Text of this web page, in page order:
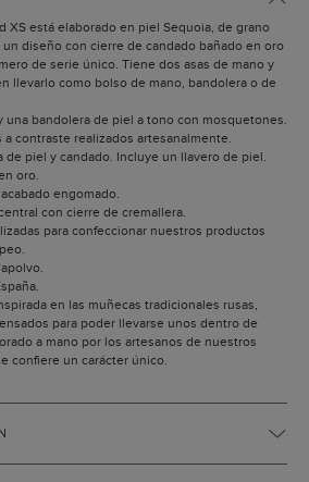
XS está elaborado en piel Sequoia, de grano
diseño con cierre de candado bañado en oro
de serie único. Tiene dos asas de mano y
llevarlo como bolso de mano, bandolera o de
una bandolera de piel a tono con mosquetones.
a contraste realizados artesanalmente.
de piel y candado. Incluye un llavero de piel.
oro.
engomado.
con cierre de cremallera.
para confeccionar nuestros productos
en las muñecas tradicionales rusas,
para poder llevarse unos dentro de
a mano por los artesanos de nuestros
confiere un carácter único.